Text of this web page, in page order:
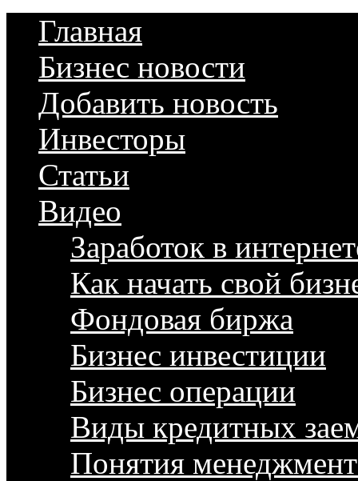
Главная
Бизнес новости
Добавить новость
Инвесторы
Статьи
Видео
Заработок в
Как начать свой
Фондовая биржа
Бизнес инвестиции
Бизнес операции
Виды кредитных
Понятия